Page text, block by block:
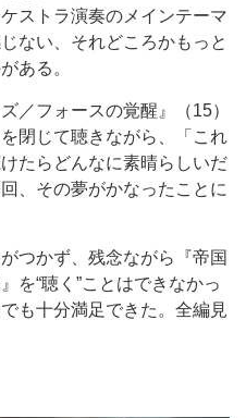
ストラ演奏のメインテーマ
ない、それどころかもっと
ある。
／フォースの覚醒』（15）
閉じて聴きながら、「これ
たらどんなに素晴らしいだ
、その夢がかなったことに
つかず、残念ながら『帝国
を“聴く”ことはできなかっ
も十分満足できた。全編見